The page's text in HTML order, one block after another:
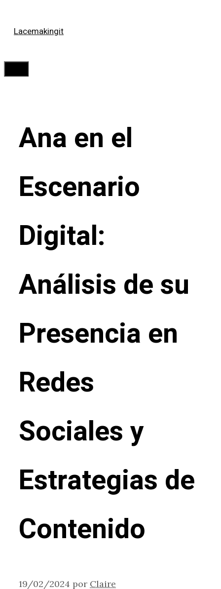
Lacemakingit
Ana en el
Escenario
Digital:
Análisis de su
Presencia en
Redes
Sociales y
Estrategias de
Contenido
19/02/2024 por Claire